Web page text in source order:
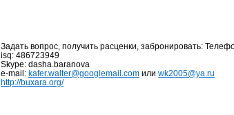
Задать вопрос, получить расценки, забронировать:
isq: 486723949
Skype: dasha.baranova
e-mail: kafer.walter@googlemail.com или wk2005@ya.ru
http://buxara.org/